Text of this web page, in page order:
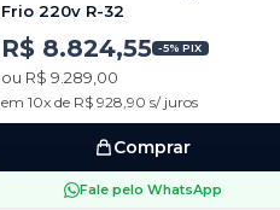
Frio 220v R-32
R$ 8.824,55 -5% PIX
ou R$ 9.289,00
em 10x de R$ 928,90 s/ juros
Comprar
Fale pelo WhatsApp